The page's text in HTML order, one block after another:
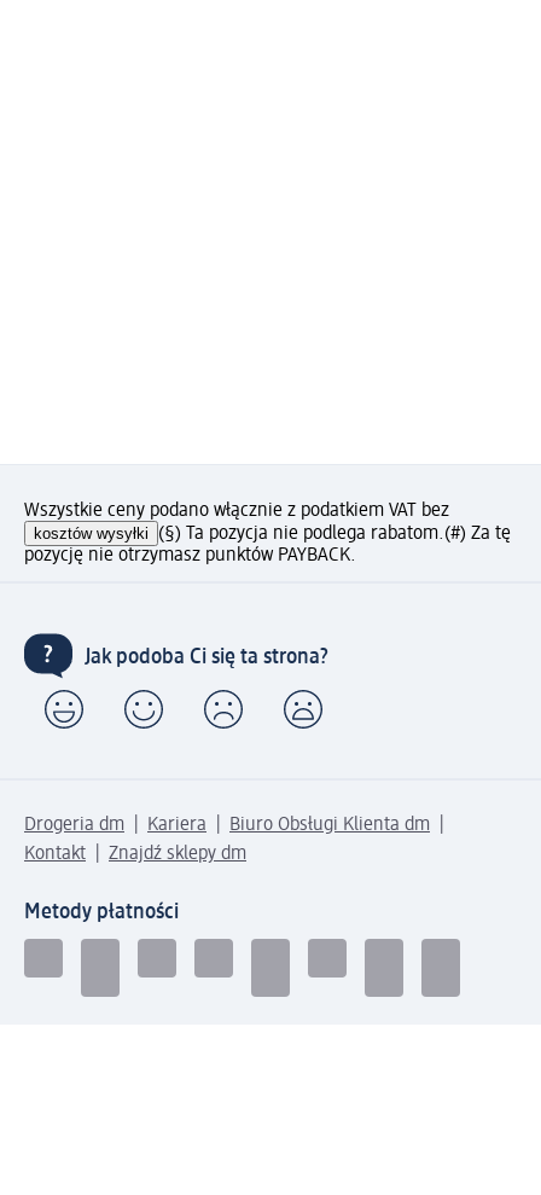
Wszystkie ceny podano włącznie z podatkiem VAT bez
kosztów wysyłki (§) Ta pozycja nie podlega rabatom.(#) Za tę
pozycję nie otrzymasz punktów PAYBACK.
Jak podoba Ci się ta strona?
Drogeria dm Kariera
Biuro Obsługi Klienta dm
Kontakt
Znajdź sklepy dm
Metody płatności